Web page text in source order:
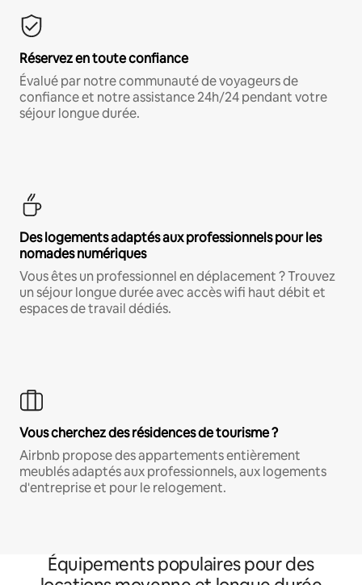
Réservez en toute confiance
Évalué par notre communauté de voyageurs de
confiance et notre assistance 24h/24 pendant votre
séjour longue durée.
Des logements adaptés aux professionnels pour les
nomades numériques
Vous êtes un professionnel en déplacement ? Trouvez
un séjour longue durée avec accès wifi haut débit et
espaces de travail dédiés.
Vous cherchez des résidences de tourisme ?
Airbnb propose des appartements entièrement
meublés adaptés aux professionnels, aux logements
d'entreprise et pour le relogement.
Équipements populaires pour des